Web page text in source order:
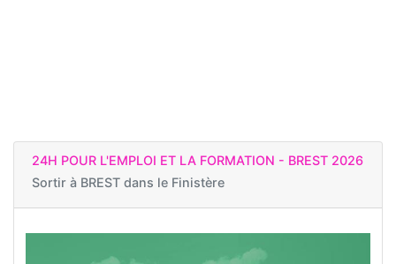
24H POUR L'EMPLOI ET LA FORMATION - BREST 2026
Sortir à BREST dans le Finistère